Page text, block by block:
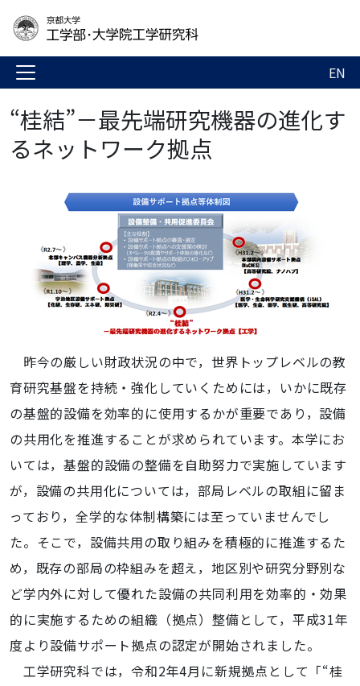
EN
“桂結”－最先端研究機器の進化す
るネットワーク拠点
昨今の厳しい財政状況の中で，世界トップレベルの教
育研究基盤を持続・強化していくためには，いかに既存
の基盤的設備を効率的に使用するかが重要であり，設備
の共用化を推進することが求められています。本学にお
いては，基盤的設備の整備を自助努力で実施しています
が，設備の共用化については，部局レベルの取組に留ま
っており，全学的な体制構築には至っていませんでし
た。そこで，設備共用の取り組みを積極的に推進するた
め，既存の部局の枠組みを超え，地区別や研究分野別な
ど学内外に対して優れた設備の共同利用を効率的・効果
的に実施するための組織（拠点）整備として，平成31年
度より設備サポート拠点の認定が開始されました。
工学研究科では，令和2年4月に新規拠点として「“桂